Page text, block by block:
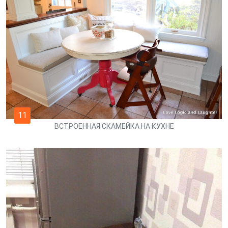
11
ВСТРОЕННАЯ СКАМЕЙКА НА КУХНЕ